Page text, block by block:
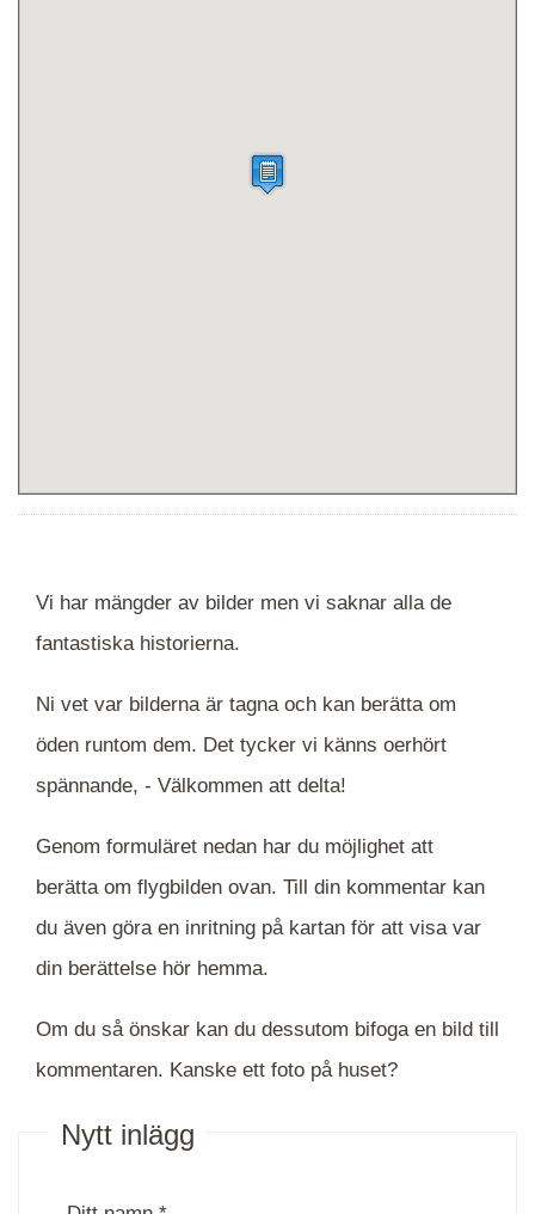
Vi har mängder av bilder men vi saknar alla de
fantastiska historierna.
Ni vet var bilderna är tagna och kan berätta om
öden runtom dem. Det tycker vi känns oerhört
spännande, - Välkommen att delta!
Genom formuläret nedan har du möjlighet att
berätta om flygbilden ovan. Till din kommentar kan
du även göra en inritning på kartan för att visa var
din berättelse hör hemma.
Om du så önskar kan du dessutom bifoga en bild till
kommentaren. Kanske ett foto på huset?
Nytt inlägg